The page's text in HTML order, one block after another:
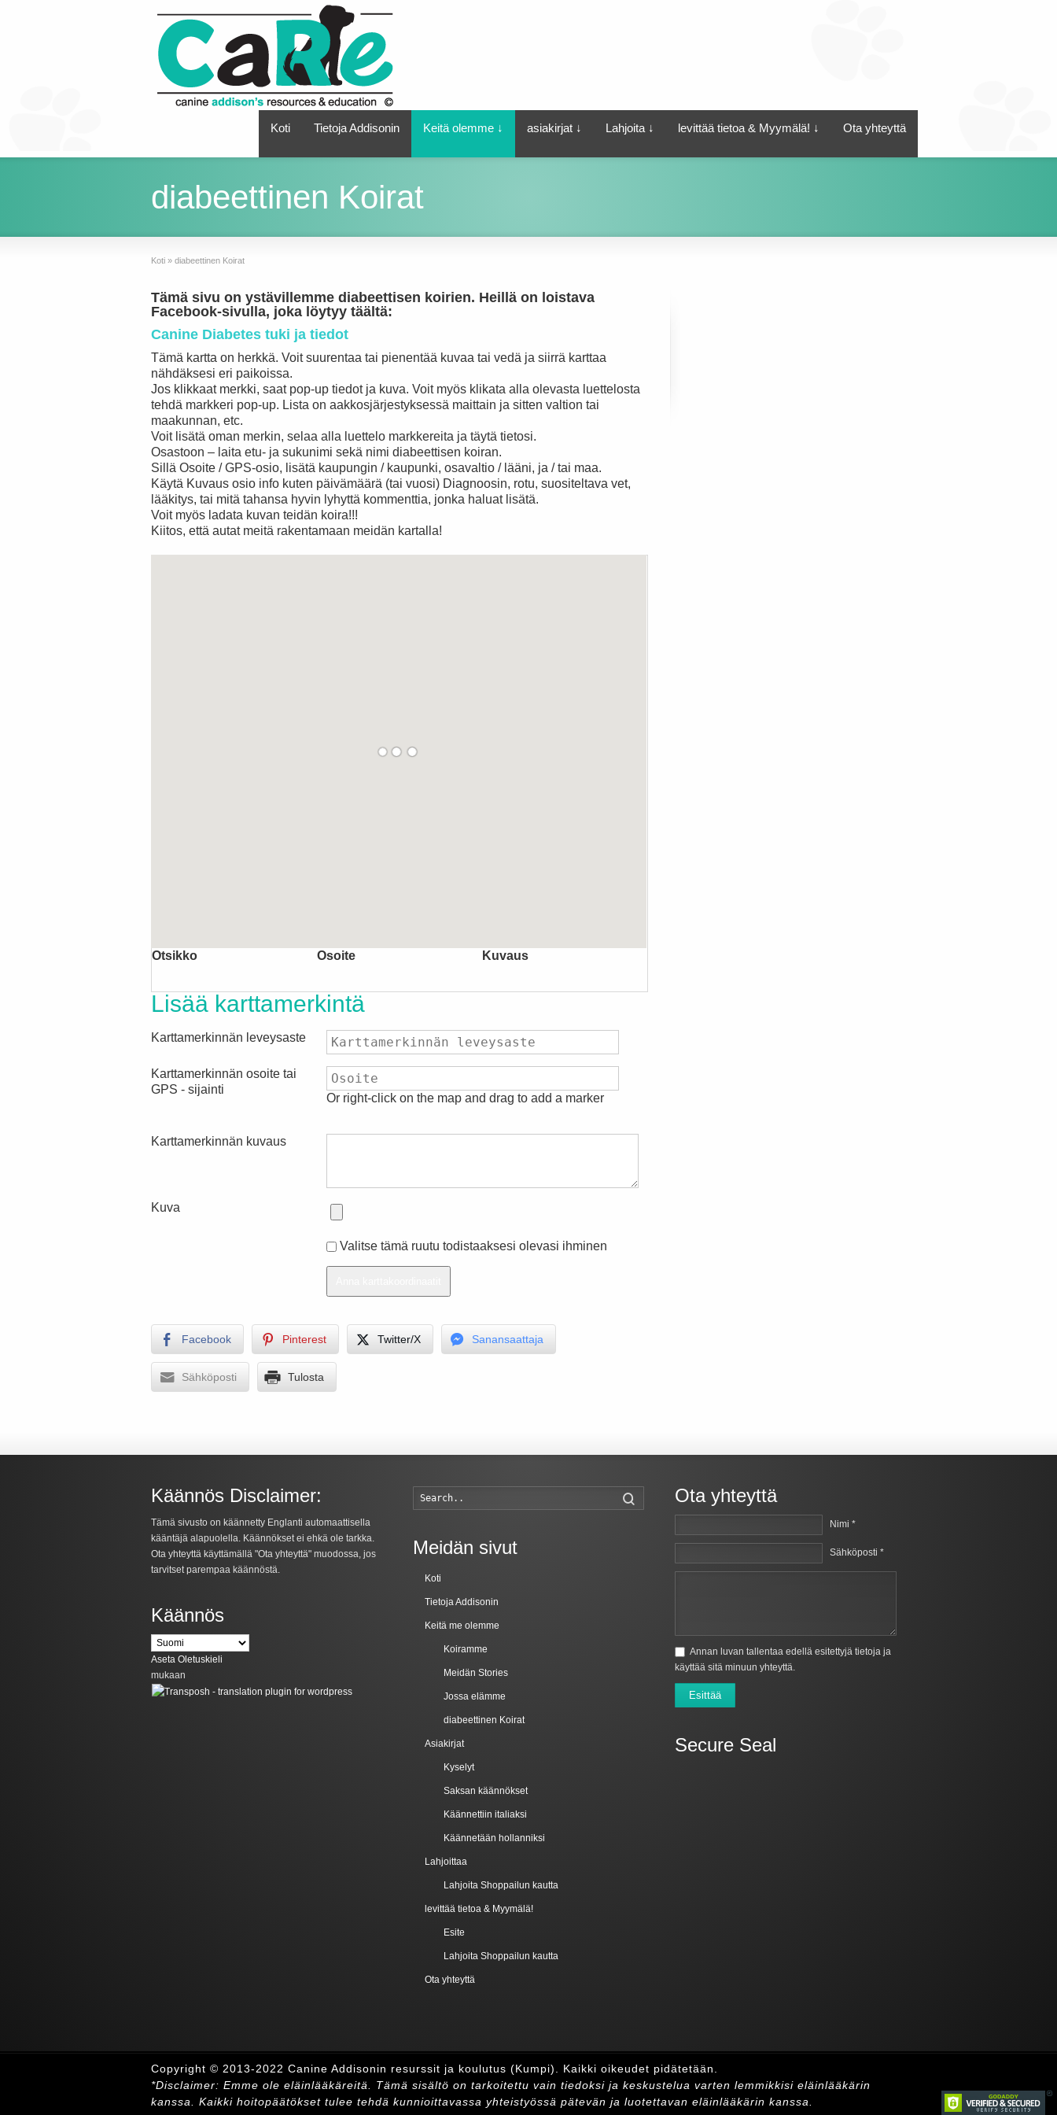
Koti Tietoja Addisonin Keitä olemme ↓ asiakirjat ↓ Lahjoita ↓ levittää tietoa & Myymälä! ↓ Ota yhteyttä
diabeettinen Koirat
Koti » diabeettinen Koirat
Tämä sivu on ystävillemme diabeettisen koirien. Heillä on loistava
Facebook-sivulla, joka löytyy täältä:
Canine Diabetes tuki ja tiedot
Tämä kartta on herkkä. Voit suurentaa tai pienentää kuvaa tai vedä ja siirrä karttaa
nähdäksesi eri paikoissa.
Jos klikkaat merkki, saat pop-up tiedot ja kuva. Voit myös klikata alla olevasta luettelosta
tehdä markkeri pop-up. Lista on aakkosjärjestyksessä maittain ja sitten valtion tai
maakunnan, etc.
Voit lisätä oman merkin, selaa alla luettelo markkereita ja täytä tietosi.
Osastoon – laita etu- ja sukunimi sekä nimi diabeettisen koiran.
Sillä Osoite / GPS-osio, lisätä kaupungin / kaupunki, osavaltio / lääni, ja / tai maa.
Käytä Kuvaus osio info kuten päivämäärä (tai vuosi) Diagnoosin, rotu, suositeltava vet,
lääkitys, tai mitä tahansa hyvin lyhyttä kommenttia, jonka haluat lisätä.
Voit myös ladata kuvan teidän koira!!!
Kiitos, että autat meitä rakentamaan meidän kartalla!
Otsikko Osoite Kuvaus
Lisää karttamerkintä
Karttamerkinnän leveysaste
Karttamerkinnän osoite tai
GPS - sijainti
Or right-click on the map and drag to add a marker
Karttamerkinnän kuvaus
Kuva
Valitse tämä ruutu todistaaksesi olevasi ihminen
Facebook Pinterest Twitter/X Sanansaattaja
Sähköposti Tulosta
Käännös Disclaimer:
Tämä sivusto on käännetty Englanti automaattisella
kääntäjä alapuolella. Käännökset ei ehkä ole tarkka.
Ota yhteyttä käyttämällä "Ota yhteyttä" muodossa, jos
tarvitset parempaa käännöstä.
Käännös
Aseta Oletuskieli
mukaan
Meidän sivut
Koti
Tietoja Addisonin
Keitä me olemme
Koiramme
Meidän Stories
Jossa elämme
diabeettinen Koirat
Asiakirjat
Kyselyt
Saksan käännökset
Käännettiin italiaksi
Käännetään hollanniksi
Lahjoittaa
Lahjoita Shoppailun kautta
levittää tietoa & Myymälä!
Esite
Lahjoita Shoppailun kautta
Ota yhteyttä
Ota yhteyttä
Nimi *
Sähköposti *
Annan luvan tallentaa edellä esitettyjä tietoja ja
käyttää sitä minuun yhteyttä.
Esittää
Secure Seal
Copyright © 2013-2022 Canine Addisonin resurssit ja koulutus (Kumpi). Kaikki oikeudet pidätetään.
*Disclaimer: Emme ole eläinlääkäreitä. Tämä sisältö on tarkoitettu vain tiedoksi ja keskustelua varten lemmikkisi eläinlääkärin
kanssa. Kaikki hoitopäätökset tulee tehdä kunnioittavassa yhteistyössä pätevän ja luotettavan eläinlääkärin kanssa.